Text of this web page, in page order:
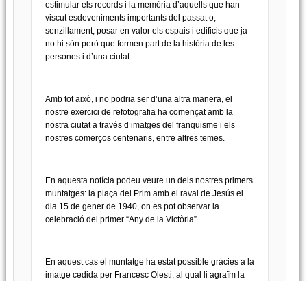
estimular els records i la memòria d’aquells que han
viscut esdeveniments importants del passat o,
senzillament, posar en valor els espais i edificis que ja
no hi són però que formen part de la història de les
persones i d’una ciutat.
Amb tot això, i no podria ser d’una altra manera, el
nostre exercici de refotografia ha començat amb la
nostra ciutat a través d’imatges del franquisme i els
nostres comerços centenaris, entre altres temes.
En aquesta notícia podeu veure un dels nostres primers
muntatges: la plaça del Prim amb el raval de Jesús el
dia 15 de gener de 1940, on es pot observar la
celebració del primer “Any de la Victòria”.
En aquest cas el muntatge ha estat possible gràcies a la
imatge cedida per Francesc Olesti, al qual li agraïm la